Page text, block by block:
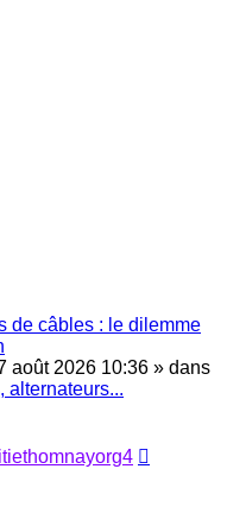
de câbles : le dilemme
août 2026 10:36 » dans
alternateurs...